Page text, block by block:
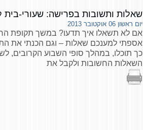
שאלות ותשובות בפרישה: שעורי-
יום ראשון 06 אוקטובר 2013
אם לא תשאלו איך תדעו? במשך תקופת
אספתי למענכם שאלות – וגם הכנתי את
כך תוכלו, במהלך סופי השבוע הקרובים,
השאלות החשובות ולקבל את